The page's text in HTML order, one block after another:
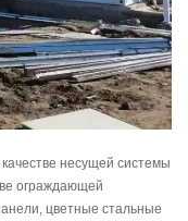
несущей системы
ограждающей
цветные стальные